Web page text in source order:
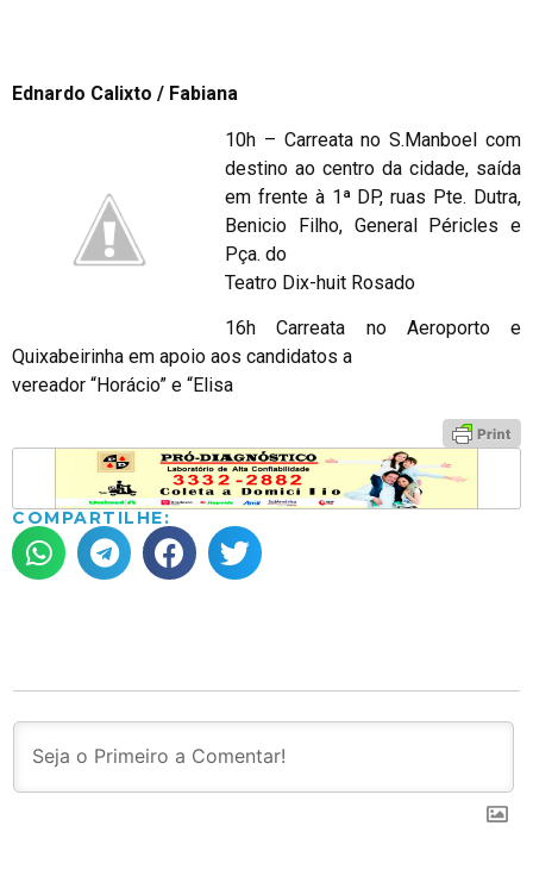
Ednardo Calixto / Fabiana
10h – Carreata no S.Manboel com
destino ao centro da cidade, saída
em frente à 1ª DP, ruas Pte. Dutra,
Benicio Filho, General Péricles e
Pça. do
Teatro Dix-huit Rosado
16h Carreata no Aeroporto e
Quixabeirinha em apoio aos candidatos a
vereador “Horácio” e “Elisa
COMPARTILHE: